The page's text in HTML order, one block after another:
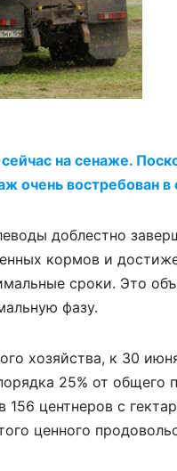
на сенаже.
очень востребован
доблестно
кормов и
сроки. Это
фазу.
хозяйства, к 30
25% от
156 центнеров с
ценного